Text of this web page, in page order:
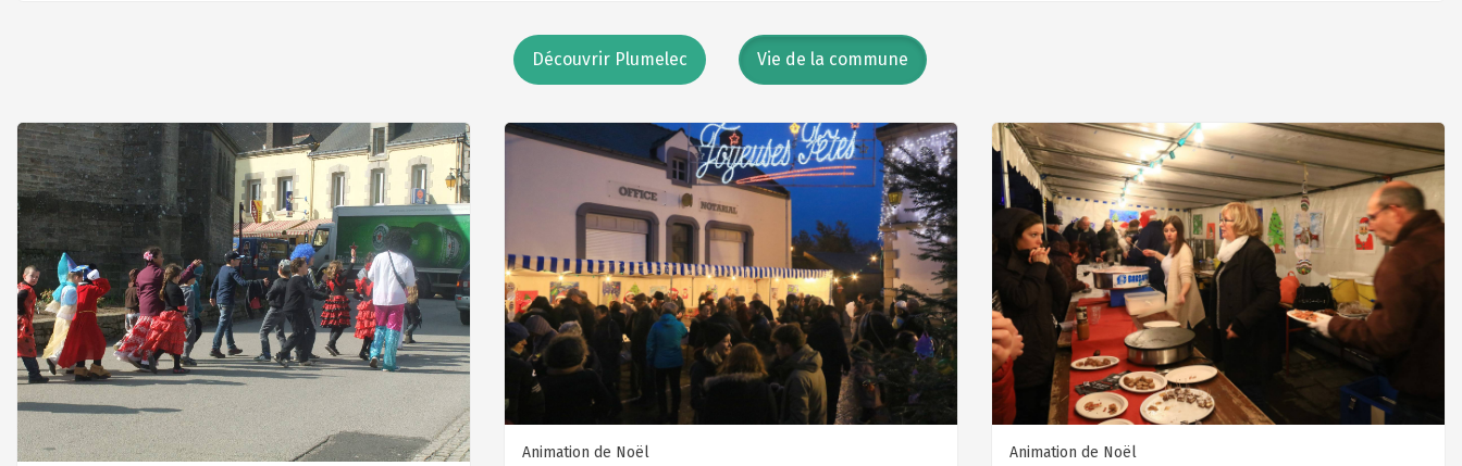
Découvrir Plumelec Vie de la commune
Animation de Noël Animation de Noël